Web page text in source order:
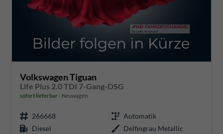
Volkswagen Tiguan
Life Plus 2.0 TDI 7-Gang-DSG
sofort lieferbar Neuwagen
266668
Automatik
Diesel
Delfingrau Metallic